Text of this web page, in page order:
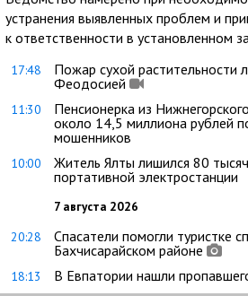
устранения выявленных проблем и
к ответственности в установленном
17:48
Пожар сухой растительности
Феодосией
11:30
Пенсионерка из
около 14,5 миллиона рублей
мошенников
10:00
Житель Ялты лишился 80
портативной электростанции
7 августа 2026
20:28
Спасатели помогли туристке
Бахчисарайском районе
18:13 В Евпатории нашли